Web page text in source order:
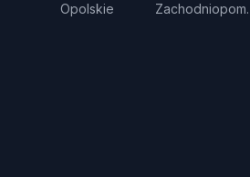
Opolskie
Zachodniopom.